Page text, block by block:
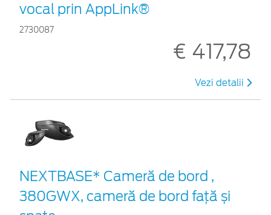
vocal prin AppLink®
2730087
€ 417,78
Vezi detalii
NEXTBASE* Cameră de bord ,
380GWX, cameră de bord față și